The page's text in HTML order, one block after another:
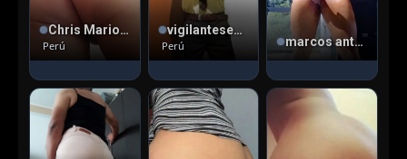
Chris Mario , 39
Perú
vigilanteseguridad , 29
Perú marcos antonio